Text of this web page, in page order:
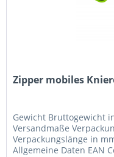
Zipper mobiles
Gewicht Bruttogewicht
Versandmaße
Verpackungslänge in
Allgemeine Daten EAN